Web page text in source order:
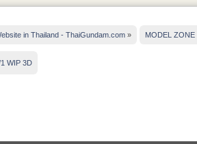
in Thailand - ThaiGundam.com » MODEL ZONE
WIP 3D